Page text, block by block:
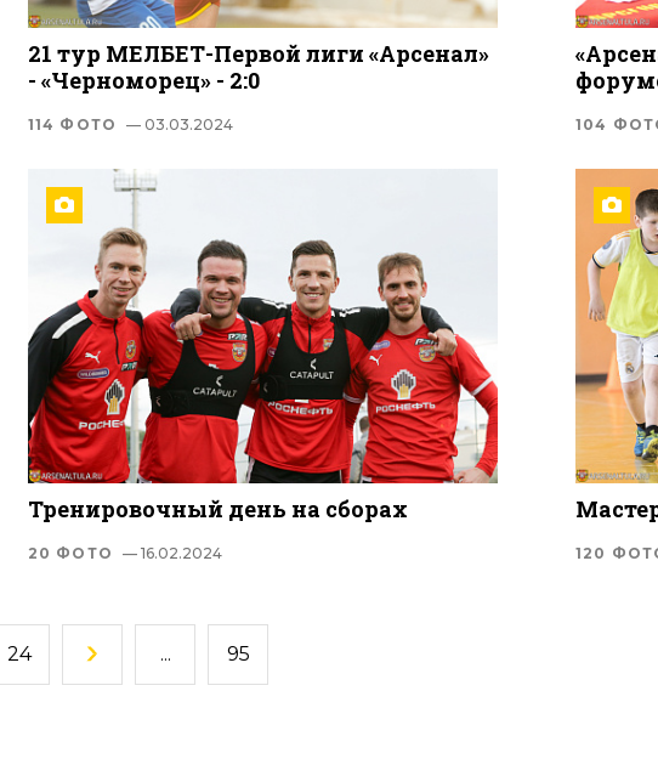
21 тур МЕЛБЕТ-Первой лиги «Арсенал»
- «Черноморец» - 2:0
114 ФОТО — 03.03.2024 104
Тренировочный день на сборах
20 ФОТО — 16.02.2024 120
24 ... 95